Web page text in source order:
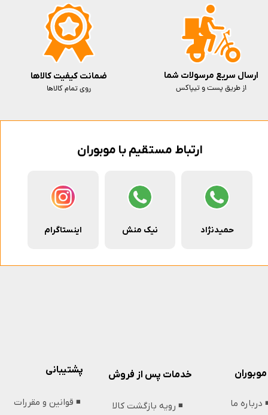
ارتباط مستقیم با موبوران
حمیدنژاد نیک منش اینستاگرام
ارسال سریع مرسولات شما
از طریق پست و تیپاکس
ضمانت کیفیت کالاها
روی تمام کالاها
پشتیبانی
◾️ قوانین و مقررات
موبوران
درباره ما
خدمات پس از فروش
◾️ رویه بازگشت کالا